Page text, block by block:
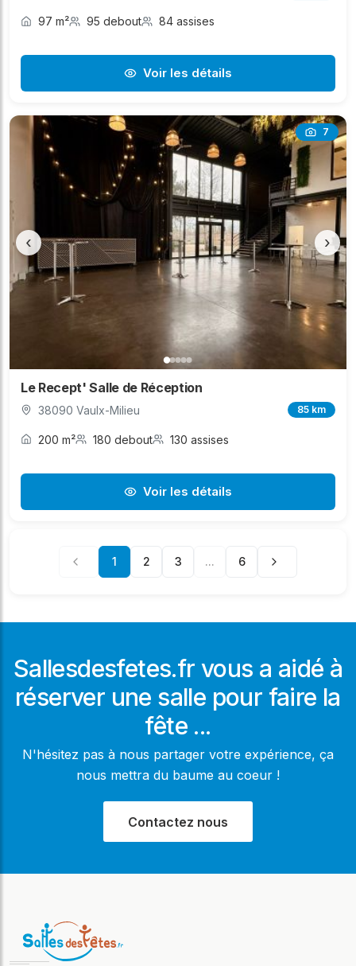
97 m² 95 debout 84 assises
Voir les détails
7
‹ ›
Le Recept' Salle de Réception
38090 Vaulx-Milieu 85 km
200 m² 180 debout 130 assises
Voir les détails
1 2 3 ... 6
Sallesdesfetes.fr vous a aidé à
réserver une salle pour faire la
fête ...
N'hésitez pas à nous partager votre expérience, ça
nous mettra du baume au coeur !
Contactez nous